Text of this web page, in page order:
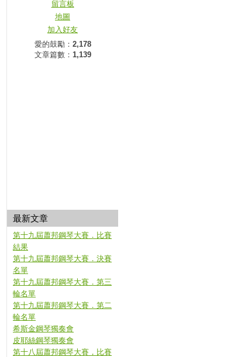
留言板
地圖
加入好友
愛的鼓勵： 2,178
文章篇數： 1,139
最新文章
第十九屆蕭邦鋼琴大賽．比賽
結果
第十九屆蕭邦鋼琴大賽．決賽
名單
第十九屆蕭邦鋼琴大賽．第三
輪名單
第十九屆蕭邦鋼琴大賽．第二
輪名單
希斯金鋼琴獨奏會
皮耶絲鋼琴獨奏會
第十八屆蕭邦鋼琴大賽，比賽